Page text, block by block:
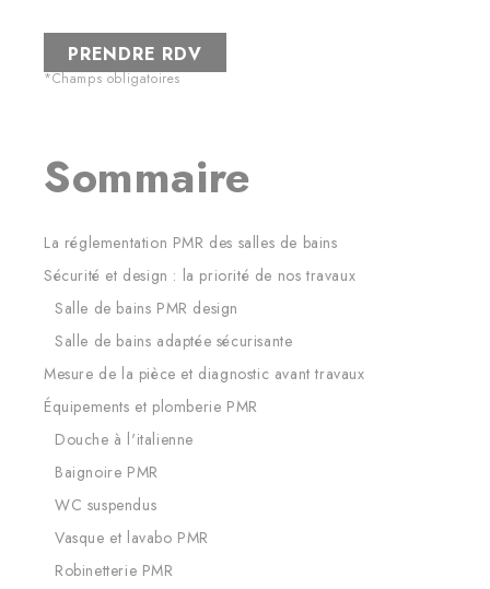
*Champs obligatoires
Sommaire
La réglementation PMR des salles de bains
Sécurité et design : la priorité de nos travaux
Salle de bains PMR design
Salle de bains adaptée sécurisante
Mesure de la pièce et diagnostic avant travaux
Équipements et plomberie PMR
Douche à l'italienne
Baignoire PMR
WC suspendus
Vasque et lavabo PMR
Robinetterie PMR